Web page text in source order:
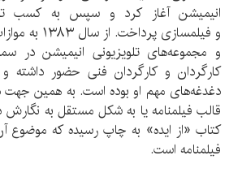
انیمیشن آغاز کرد و سپس به کسب
و فیلمسازی
و مجموعه‌های تلویزیونی انیمیشن در
کارگردان و کارگردان فنی حضور داشته و
دغدغه‌های مهم او بوده است. به همین جهت
قالب فیلمنامه یا به شکل مستقل به نگارش
کتاب «از ایده» به چاپ رسیده که موضوع
فیلمنامه است.